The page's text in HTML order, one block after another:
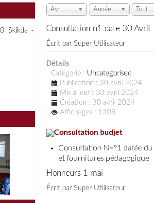
Skikda -
Avr Année Tout
Consultation n1 date 30 Avril
Écrit par Super Utilisateur
Détails
Catégorie : Uncategorised
Publication : 30 avril 2024
Mis à jour : 30 avril 2024
Création : 30 avril 2024
Affichages : 1308
Consultation budjet
Consultation N=°1 datée
et fournitures pédagogique
Honneurs 1 mai
Écrit par Super Utilisateur